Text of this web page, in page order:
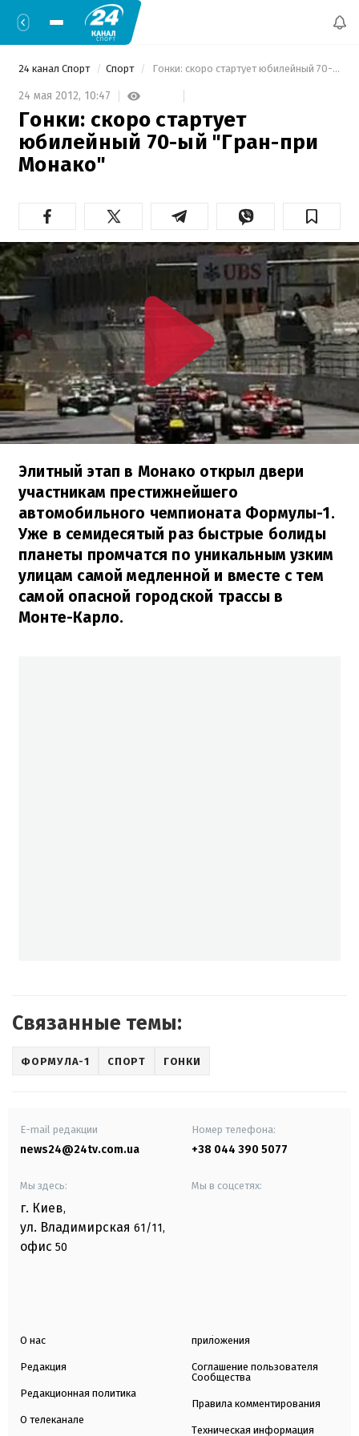
24 канал Спорт Спорт Гонки: скоро стартует юбилейный 70-ый "Гран-при Монако"
24 мая 2012, 10:47
Гонки: скоро стартует
юбилейный 70-ый "Гран-при
Монако"
Элитный этап в Монако открыл двери
участникам престижнейшего
автомобильного чемпионата Формулы-1.
Уже в семидесятый раз быстрые болиды
планеты промчатся по уникальным узким
улицам самой медленной и вместе с тем
самой опасной городской трассы в
Монте-Карло.
Связанные темы:
ФОРМУЛА-1 СПОРТ ГОНКИ
E-mail редакции
news24@24tv.com.ua
Номер телефона:
+38 044 390 5077
Мы здесь:
г. Киев,
ул. Владимирская 61/11,
офис 50
Мы в соцсетях:
О нас
Редакция
Редакционная политика
О телеканале
приложения
Соглашение пользователя
Сообщества
Правила комментирования
Техническая информация